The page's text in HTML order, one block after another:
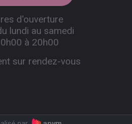
d'ouverture
lundi au samedi
à 20h00
sur rendez-vous